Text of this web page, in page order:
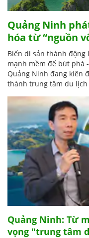
Quảng Ninh
hóa từ “nguồn
Biến di sản thành động
mạnh mềm để bứt phá
Quảng Ninh đang kiên
thành trung tâm du lịch
Quảng Ninh: Từ
vọng "trung tâm